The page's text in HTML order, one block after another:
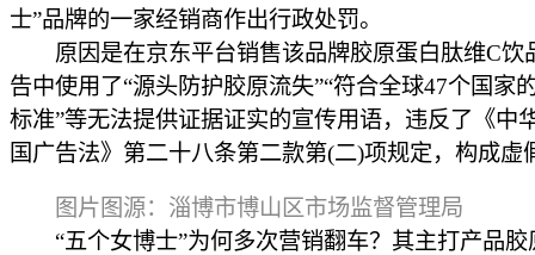
士”品牌的一家经销商作出行政处罚。
原因是在京东平台销售该品牌胶原蛋白肽维C饮
告中使用了“源头防护胶原流失”“符合全球47个国家
标准”等无法提供证据证实的宣传用语，违反了《中
国广告法》第二十八条第二款第(二)项规定，构成虚
图片图源：淄博市博山区市场监督管理局
“五个女博士”为何多次营销翻车？其主打产品胶